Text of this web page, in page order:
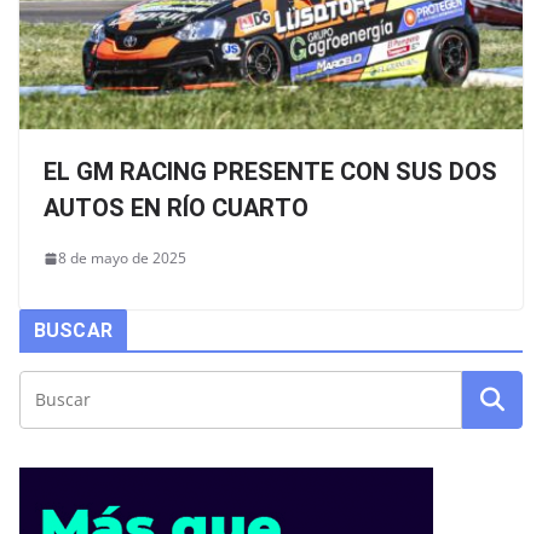
EL GM RACING PRESENTE CON SUS DOS
AUTOS EN RÍO CUARTO
8 de mayo de 2025
BUSCAR